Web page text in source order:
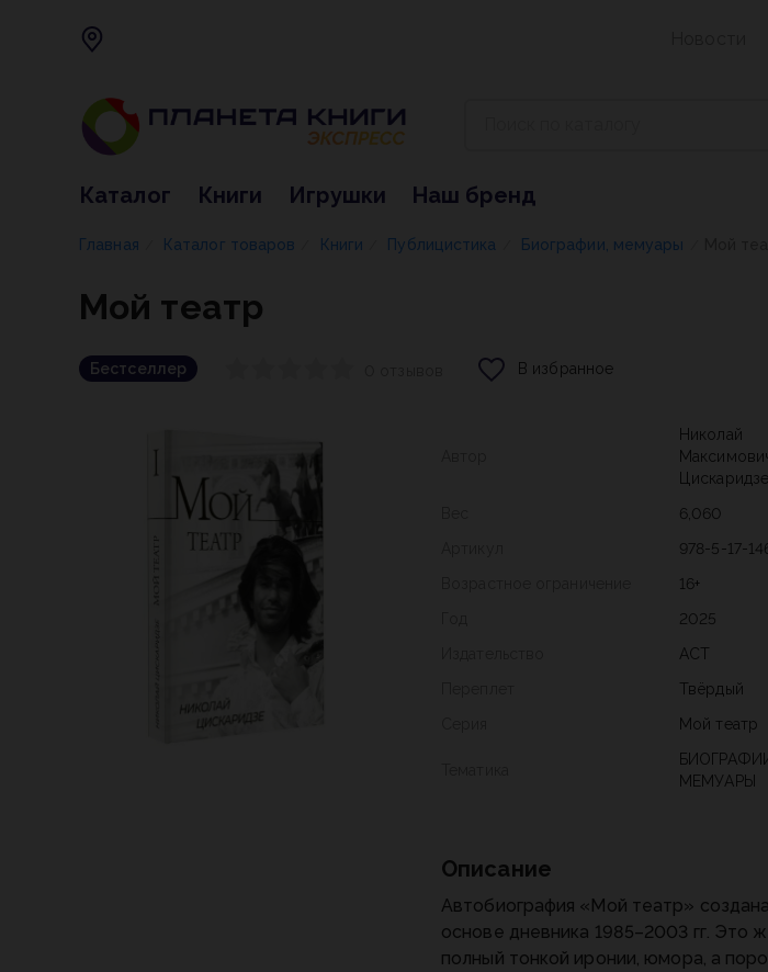
Каталог Книги Игрушки Наш бренд
Главная Каталог товаров Книги Публицистика Биографии, мемуары
Мой театр
Бестселлер В избранное
Николай
Цискаридзе
6,060
978-5-17-
16+
2025
АСТ
Твёрдый
Мой театр
МЕМУАРЫ
Описание
Автобиография «Мой театр»
основе дневника 1985–2003 гг. Это
полный тонкой иронии, юмора, а